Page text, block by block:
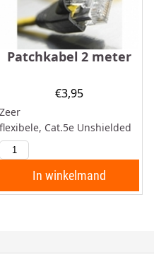
Patchkabel 2 meter
€3,95
Zeer
flexibele, Cat.5e Unshielded
Twisted Pair (UTP)
patchkabel, met aan beide
zijden een RJ45 connector en
een tule.
In winkelmand